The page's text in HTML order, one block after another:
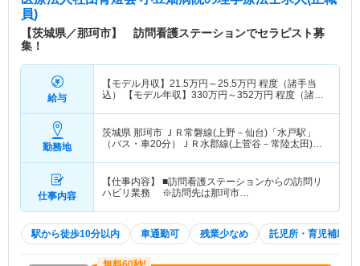
員)
【茨城県／那珂市】 訪問看護ステーションでセラピスト募
集！
給与
【モデル月収】 21.5万円～25.5万円 程度（諸手当
込） 【モデル年収】 330万円～352万円 程度（諸手
勤務地
茨城県 那珂市 ＪＲ常磐線(上野－仙台)「水戸駅」
（バス・車20分）ＪＲ水郡線(上菅谷－常陸太田)
仕事内容
【仕事内容】 ■訪問看護ステーションからの訪問リ
ハビリ業務 ※訪問先は那珂市…
駅から徒歩10分以内 車通勤可 残業少なめ 託児所・育児補助